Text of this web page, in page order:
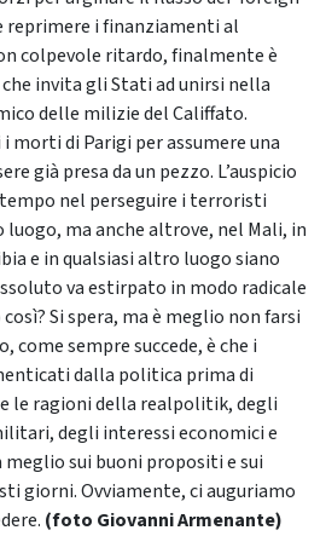
reprimere i finanziamenti al
colpevole ritardo, finalmente è
invita gli Stati ad unirsi nella
delle milizie del Califfato.
morti di Parigi per assumere una
già presa da un pezzo. L’auspicio
nel perseguire i terroristi
luogo, ma anche altrove, nel Mali, in
e in qualsiasi altro luogo siano
va estirpato in modo radicale
Si spera, ma è meglio non farsi
sempre succede, è che i
dalla politica prima di
le ragioni della realpolitik, degli
degli interessi economici e
sui buoni propositi e sui
giorni. Ovviamente, ci auguriamo
(foto Giovanni Armenante)